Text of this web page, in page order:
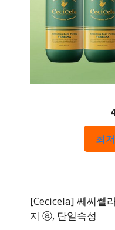
최
[Cecicela] 쎄씨쎌
지 ⓐ, 단일속성